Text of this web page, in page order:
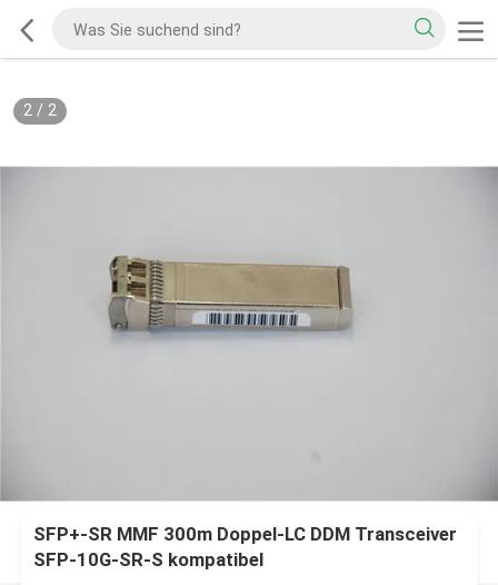
2/ 2
SFP+-SR MMF 300m Doppel-LC DDM Transceiver
SFP-10G-SR-S kompatibel